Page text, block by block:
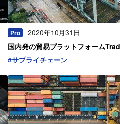
Pro
2020年10月31日
国内発の貿易プラットフォーム
#サプライチェーン